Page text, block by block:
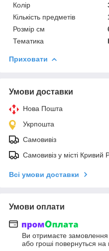
Колір
Кількість предметів
Розмір см
Тематика
Приховати
Умови доставки
Нова Пошта
Укрпошта
Самовивіз
Самовивіз у місті Кривий
Всі умови доставки
Умови оплати
Ви отримаєте замовлення
або гроші повернуться на